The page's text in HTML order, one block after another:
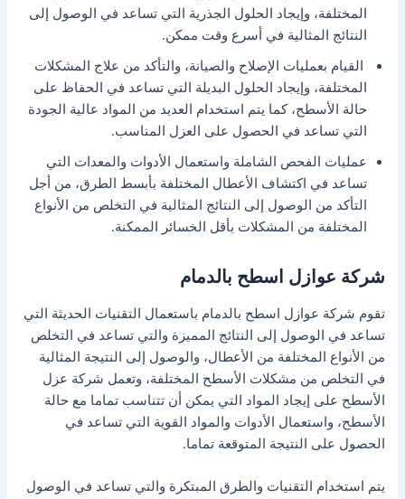
المختلفة، وإيجاد الحلول الجذرية التي تساعد في الوصول إلى
النتائج المثالية في أسرع وقت ممكن.
القيام بعمليات الإصلاح والصيانة، والتأكد من علاج المشكلات
المختلفة، وإيجاد الحلول البديلة التي تساعد في الحفاظ على
حالة الأسطح، كما يتم استخدام العديد من المواد عالية الجودة
التي تساعد في الحصول على العزل المناسب.
عمليات الفحص الشاملة واستعمال الأدوات والمعدات التي
تساعد في اكتشاف الأعطال المختلفة بأبسط الطرق، من أجل
التأكد من الوصول إلى النتائج المثالية في التخلص من الأنواع
المختلفة من المشكلات بأقل الخسائر الممكنة.
شركة عوازل اسطح بالدمام
تقوم شركة عوازل اسطح بالدمام باستعمال التقنيات الحديثة التي
تساعد في الوصول إلى النتائج المميزة والتي تساعد في التخلص
من الأنواع المختلفة من الأعطال، والوصول إلى النتيجة المثالية
في التخلص من مشكلات الأسطح المختلفة، وتعمل شركة عزل
الأسطح على إيجاد المواد التي يمكن أن تتناسب تماما مع حالة
الأسطح، واستعمال الأدوات والمواد القوية التي تساعد في
الحصول على النتيجة المتوقعة تماما.
يتم استخدام التقنيات والطرق المبتكرة والتي تساعد في الوصول